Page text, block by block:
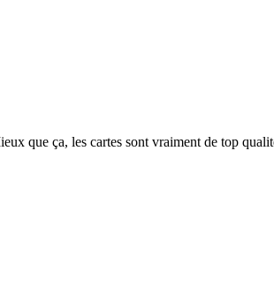
que ça, les cartes sont vraiment de top